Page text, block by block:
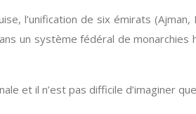
l’unification de six émirats
un système fédéral de monarchies
et il n’est pas difficile d’imaginer